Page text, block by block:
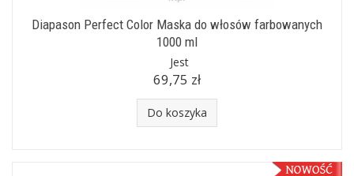
Diapason Perfect Color Maska do włosów farbowanych
1000 ml
Jest
69,75 zł
Do koszyka